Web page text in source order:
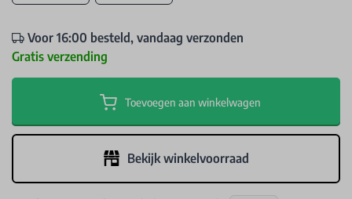
Voor 16:00 besteld, vandaag verzonden
Gratis verzending
Toevoegen aan winkelwagen
Bekijk winkelvoorraad